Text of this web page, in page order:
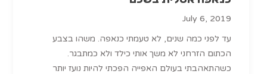
July 6, 2019
עד לפני כמה שנים, לא טעמתי כנאפה. משהו בצבע
הכתום הזרחני לא משך אותי כילד ולא כמתבגר.
כשהתאהבתי בעולם האפייה הפכתי להיות נועז יותר